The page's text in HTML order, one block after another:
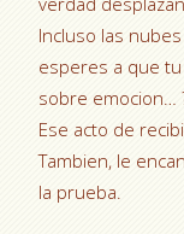
Incluso las
esperes a que
sobre emocion…
Ese acto de
Tambien, le
la prueba.